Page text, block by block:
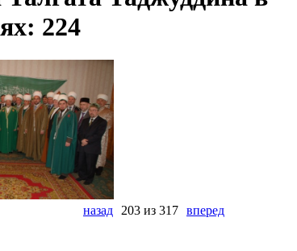
224
назад 203 из 317 вперед